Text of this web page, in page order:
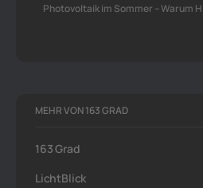
Photovoltaik im Sommer – Warum
MEHR VON 163 GRAD
163 Grad
LichtBlick